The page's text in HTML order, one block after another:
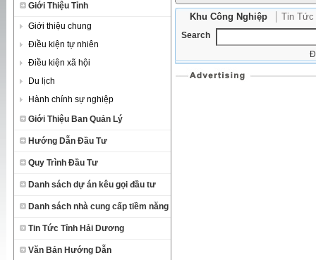
Giới Thiệu Tỉnh
Giới thiệu chung
Điều kiện tự nhiên
Điều kiện xã hội
Du lịch
Hành chính sự nghiệp
Giới Thiệu Ban Quản Lý
Hướng Dẫn Đầu Tư
Quy Trình Đầu Tư
Danh sách dự án kêu gọi đầu tư
Danh sách nhà cung cấp tiềm năng
Tin Tức Tỉnh Hải Dương
Văn Bản Hướng Dẫn
Khu Công Nghiệp Tin Tức
Search